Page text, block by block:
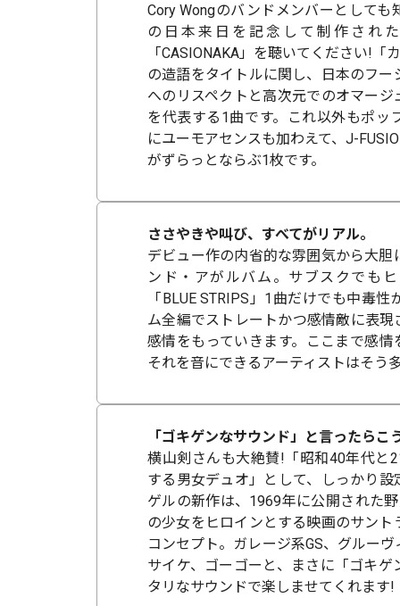
Cory Wongのバンドメンバーとしても
の日本来日を記念して制作され
「CASIONAKA」を聴いてください!「
の造語をタイトルに関し、日本のフー
へのリスペクトと高次元でのオマージ
を代表する1曲です。これ以外もポッ
にユーモアセンスも加わえて、J-
がずらっとならぶ1枚です。
ささやきや叫び、すべてがリアル。
デビュー作の内省的な雰囲気から大胆
ンド・アがルバム。サブスクでも
「BLUE STRIPS」1曲だけでも中毒
ム全編でストレートかつ感情敵に表現
感情をもっていきます。ここまで感情
それを音にできるアーティストはそう
「ゴキゲンなサウンド」と言ったらこ
横山剣さんも大絶賛!「昭和40年代と
する男女デュオ」として、しっかり設
ゲルの新作は、1969年に公開された
の少女をヒロインとする映画のサント
コンセプト。ガレージ系GS、グルー
サイケ、ゴーゴーと、まさに「ゴキゲ
タリなサウンドで楽しませてくれます!